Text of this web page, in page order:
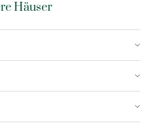
Häuser